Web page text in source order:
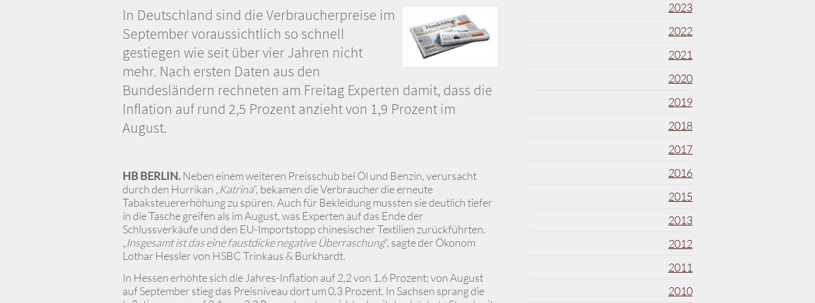
In Deutschland sind die Verbraucherpreise im
September voraussichtlich so schnell
gestiegen wie seit über vier Jahren nicht
mehr. Nach ersten Daten aus den
Bundesländern rechneten am Freitag Experten damit, dass die
Inflation auf rund 2,5 Prozent anzieht von 1,9 Prozent im
August.
HB BERLIN. Neben einem weiteren Preisschub bei Öl und Benzin, verursacht
durch den Hurrikan „Katrina“, bekamen die Verbraucher die erneute
Tabaksteuererhöhung zu spüren. Auch für Bekleidung mussten sie deutlich tiefer
in die Tasche greifen als im August, was Experten auf das Ende der
Schlussverkäufe und den EU-Importstopp chinesischer Textilien zurückführten.
„Insgesamt ist das eine faustdicke negative Überraschung“, sagte der Ökonom
Lothar Hessler von HSBC Trinkaus & Burkhardt.
In Hessen erhöhte sich die Jahres-Inflation auf 2,2 von 1,6 Prozent; von August
auf September stieg das Preisniveau dort um 0,3 Prozent. In Sachsen sprang die
2023
2022
2021
2020
2019
2018
2017
2016
2015
2013
2012
2011
2010